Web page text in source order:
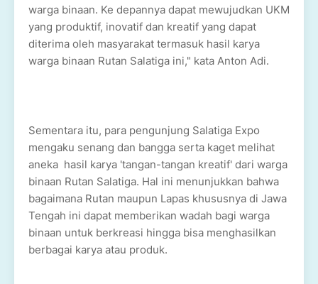
warga binaan. Ke depannya dapat mewujudkan UKM
yang produktif, inovatif dan kreatif yang dapat
diterima oleh masyarakat termasuk hasil karya
warga binaan Rutan Salatiga ini," kata Anton Adi.
Sementara itu, para pengunjung Salatiga Expo
mengaku senang dan bangga serta kaget melihat
aneka hasil karya 'tangan-tangan kreatif' dari warga
binaan Rutan Salatiga. Hal ini menunjukkan bahwa
bagaimana Rutan maupun Lapas khususnya di Jawa
Tengah ini dapat memberikan wadah bagi warga
binaan untuk berkreasi hingga bisa menghasilkan
berbagai karya atau produk.